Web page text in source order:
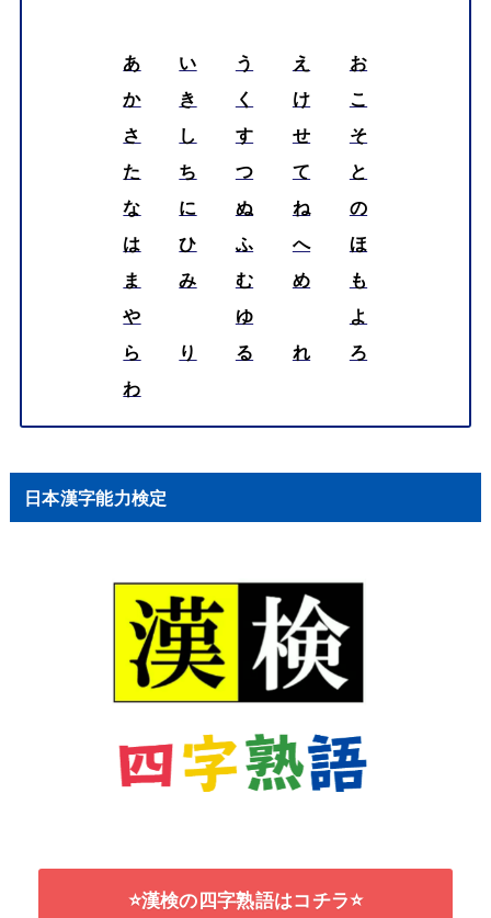
あ い う え
お
か
き く け
こ
さ
し す せ
そ
た
ち つ て
と
な
に ぬ ね
の
は
ひ ふ へ
ほ
ま
み む め
も
や
ゆ
よ
ら
り る れ
ろ
わ
日本漢字能力検定
⭐漢検の四字熟語はコチラ⭐